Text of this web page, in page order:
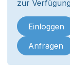
zur
Einloggen
Anfragen